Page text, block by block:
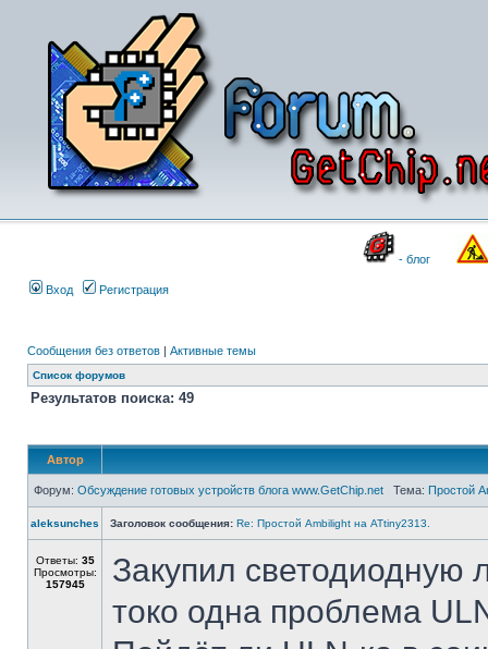
- блог
Вход Регистрация
Сообщения без ответов | Активные темы
Список форумов
Результатов поиска: 49
Автор
Форум: Обсуждение готовых устройств блога www.GetChip.net Тема: Простой
aleksunches Заголовок сообщения: Re: Простой Ambilight на ATtiny2313.
Ответы: 35
Просмотры:
157945
Закупил светодиодную
токо одна проблема